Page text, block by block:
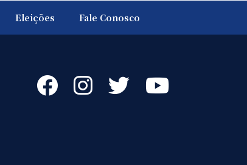
Eleições Fale Conosco